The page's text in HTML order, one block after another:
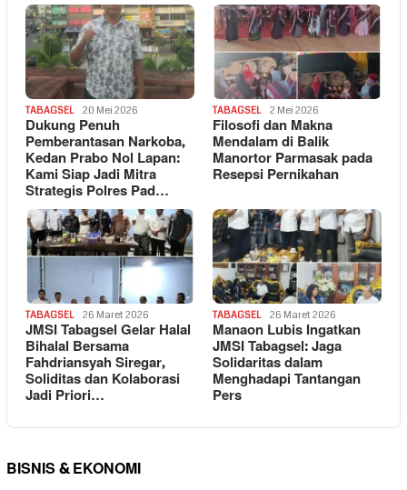
TABAGSEL 20 Mei 2026
Dukung Penuh
Pemberantasan Narkoba,
Kedan Prabo Nol Lapan:
Kami Siap Jadi Mitra
Strategis Polres Pad…
TABAGSEL 2 Mei 2026
Filosofi dan Makna
Mendalam di Balik
Manortor Parmasak pada
Resepsi Pernikahan
TABAGSEL 26 Maret 2026
JMSI Tabagsel Gelar Halal
Bihalal Bersama
Fahdriansyah Siregar,
Soliditas dan Kolaborasi
Jadi Priori…
TABAGSEL 26 Maret 2026
Manaon Lubis Ingatkan
JMSI Tabagsel: Jaga
Solidaritas dalam
Menghadapi Tantangan
Pers
BISNIS & EKONOMI